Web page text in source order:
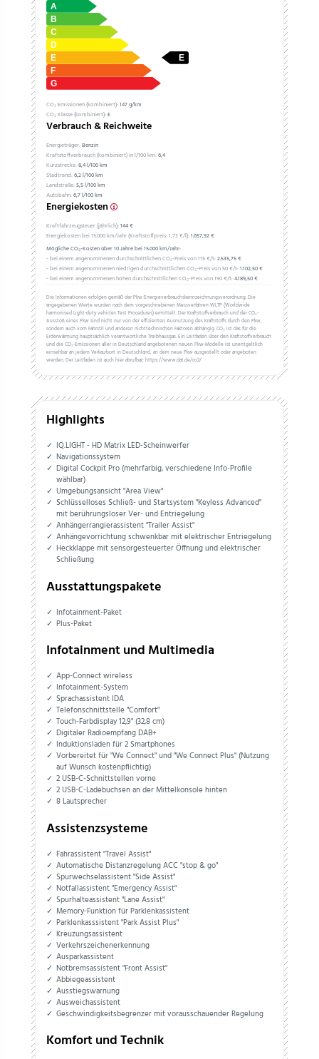
CO₂ Emissionen (kombiniert):147 g/km
CO₂ Klasse (kombiniert):E
Verbrauch & Reichweite
Energieträger:Benzin
Kraftstoffverbrauch (kombiniert) in l/100 km:6,4
Kurzstrecke:8,4 l/100 km
Stadtrand:6,2 l/100 km
Landstraße:5,5 l/100 km
Autobahn:6,7 l/100 km
Energiekosten
Kraftfahrzeugsteuer (jährlich):144 €
Energiekosten bei 15.000 km/Jahr (Kraftstoffpreis:1,73€/l):1.657,92 €
Mögliche CO₂-Kosten über 10 Jahre bei 15.000 km/Jahr:
- bei einem angenommenen durchschnittlichen CO₂-Preis von 115 €/t:2.535,75 €
- bei einem angenommenen niedrigen durchschnittlichen CO₂-Preis von 50 €/t:1.102,50 €
- bei einem angenommenen hohen durchschnittlichen CO₂-Preis von 190 €/t:4.189,50 €
Die Informationen erfolgen gemäß der Pkw-Energieverbrauchskennzeichnungsverordnung. Die
angegebenen Werte wurden nach dem vorgeschriebenen Messverfahren WLTP (Worldwide
harmonised Light-duty vehicles Test Procedures) ermittelt. Der Kraftstoffverbrauch und der CO₂-
Ausstoß eines Pkw sind nicht nur von der effizienten Ausnutzung des Kraftstoffs durch den Pkw,
sondern auch vom Fahrstil und anderen nichttechnischen Faktoren abhängig. CO₂ ist das für die
Erderwärmung hauptsächlich verantwortliche Treibhausgas. Ein Leitfaden über den Kraftstoffverbrauch
und die CO₂-Emissionen aller in Deutschland angebotenen neuen Pkw-Modelle ist unentgeltlich
einsehbar an jedem Verkaufsort in Deutschland, an dem neue Pkw ausgestellt oder angeboten
werden. Der Leitfaden ist auch hier abrufbar: https://www.dat.de/co2/
Highlights
IQ.LIGHT - HD Matrix LED-Scheinwerfer
Navigationssystem
Digital Cockpit Pro (mehrfarbig, verschiedene Info-Profile
wählbar)
Umgebungsansicht "Area View"
Schlüsselloses Schließ- und Startsystem "Keyless Advanced"
mit berührungsloser Ver- und Entriegelung
Anhängerrangierassistent "Trailer Assist"
Anhängevorrichtung schwenkbar mit elektrischer Entriegelung
Heckklappe mit sensorgesteuerter Öffnung und elektrischer
Schließung
Ausstattungspakete
Infotainment-Paket
Plus-Paket
Infotainment und Multimedia
App-Connect wireless
Infotainment-System
Sprachassistent IDA
Telefonschnittstelle "Comfort"
Touch-Farbdisplay 12,9" (32,8 cm)
Digitaler Radioempfang DAB+
Induktionsladen für 2 Smartphones
Vorbereitet für "We Connect" und "We Connect Plus" (Nutzung
auf Wunsch kostenpflichtig)
2 USB-C-Schnittstellen vorne
2 USB-C-Ladebuchsen an der Mittelkonsole hinten
8 Lautsprecher
Assistenzsysteme
Fahrassistent "Travel Assist"
Automatische Distanzregelung ACC "stop & go"
Spurwechselassistent "Side Assist"
Notfallassistent "Emergency Assist"
Spurhalteassistent "Lane Assist"
Memory-Funktion für Parklenkassistent
Parklenkasssistent "Park Assist Plus"
Kreuzungsassistent
Verkehrszeichenerkennung
Ausparkassistent
Notbremsassistent "Front Assist"
Abbiegeassistent
Ausstiegswarnung
Ausweichassistent
Geschwindigkeitsbegrenzer mit vorausschauender Regelung
Komfort und Technik